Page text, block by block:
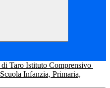
Istituto Comprensivo
Scuola Infanzia, Primaria,